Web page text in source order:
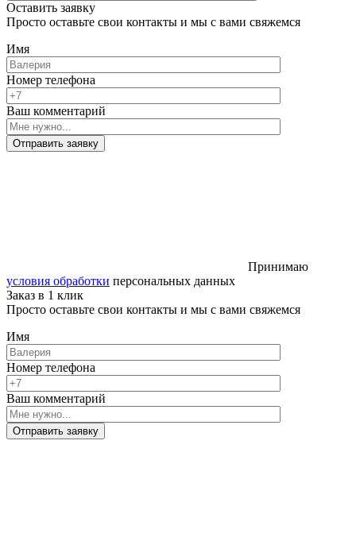
Оставить заявку
Просто оставьте свои контакты и мы с вами свяжемся
Имя
Номер телефона
Ваш комментарий
Отправить заявку
Принимаю
условия обработки персональных данных
Заказ в 1 клик
Просто оставьте свои контакты и мы с вами свяжемся
Имя
Номер телефона
Ваш комментарий
Отправить заявку